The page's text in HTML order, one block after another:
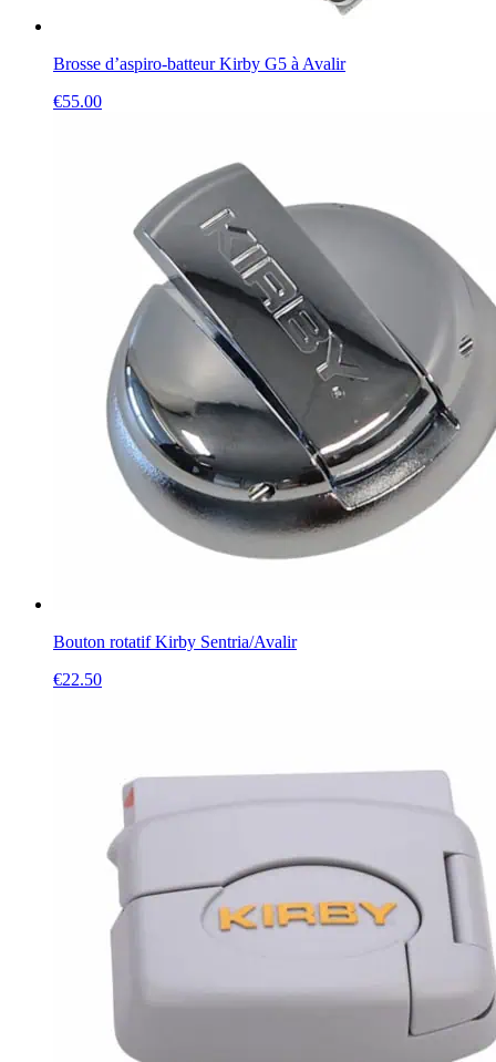
Brosse d’aspiro-batteur Kirby G5 à Avalir
€55.00
Bouton rotatif Kirby Sentria/Avalir
€22.50